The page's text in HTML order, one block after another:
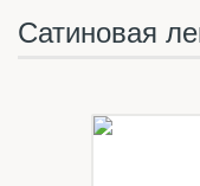
Сатиновая